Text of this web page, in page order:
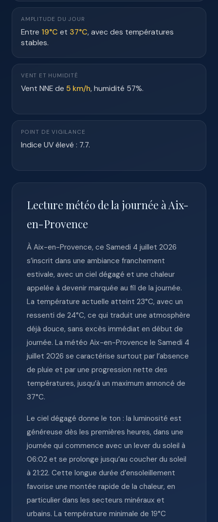
AMPLITUDE DU JOUR
Entre 19°C et 37°C, avec des températures
stables.
VENT ET HUMIDITÉ
Vent NNE de 5 km/h, humidité 57%.
POINT DE VIGILANCE
Indice UV élevé : 7.7.
Lecture météo de la journée à Aix-
en-Provence
À Aix-en-Provence, ce Samedi 4 juillet 2026
s’inscrit dans une ambiance franchement
estivale, avec un ciel dégagé et une chaleur
appelée à devenir marquée au fil de la journée.
La température actuelle atteint 23°C, avec un
ressenti de 24°C, ce qui traduit une atmosphère
déjà douce, sans excès immédiat en début de
journée. La météo Aix-en-Provence le Samedi 4
juillet 2026 se caractérise surtout par l’absence
de pluie et par une progression nette des
températures, jusqu’à un maximum annoncé de
37°C.
Le ciel dégagé donne le ton : la luminosité est
généreuse dès les premières heures, dans une
journée qui commence avec un lever du soleil à
06:02 et se prolonge jusqu’au coucher du soleil
à 21:22. Cette longue durée d’ensoleillement
favorise une montée rapide de la chaleur, en
particulier dans les secteurs minéraux et
urbains. La température minimale de 19°C